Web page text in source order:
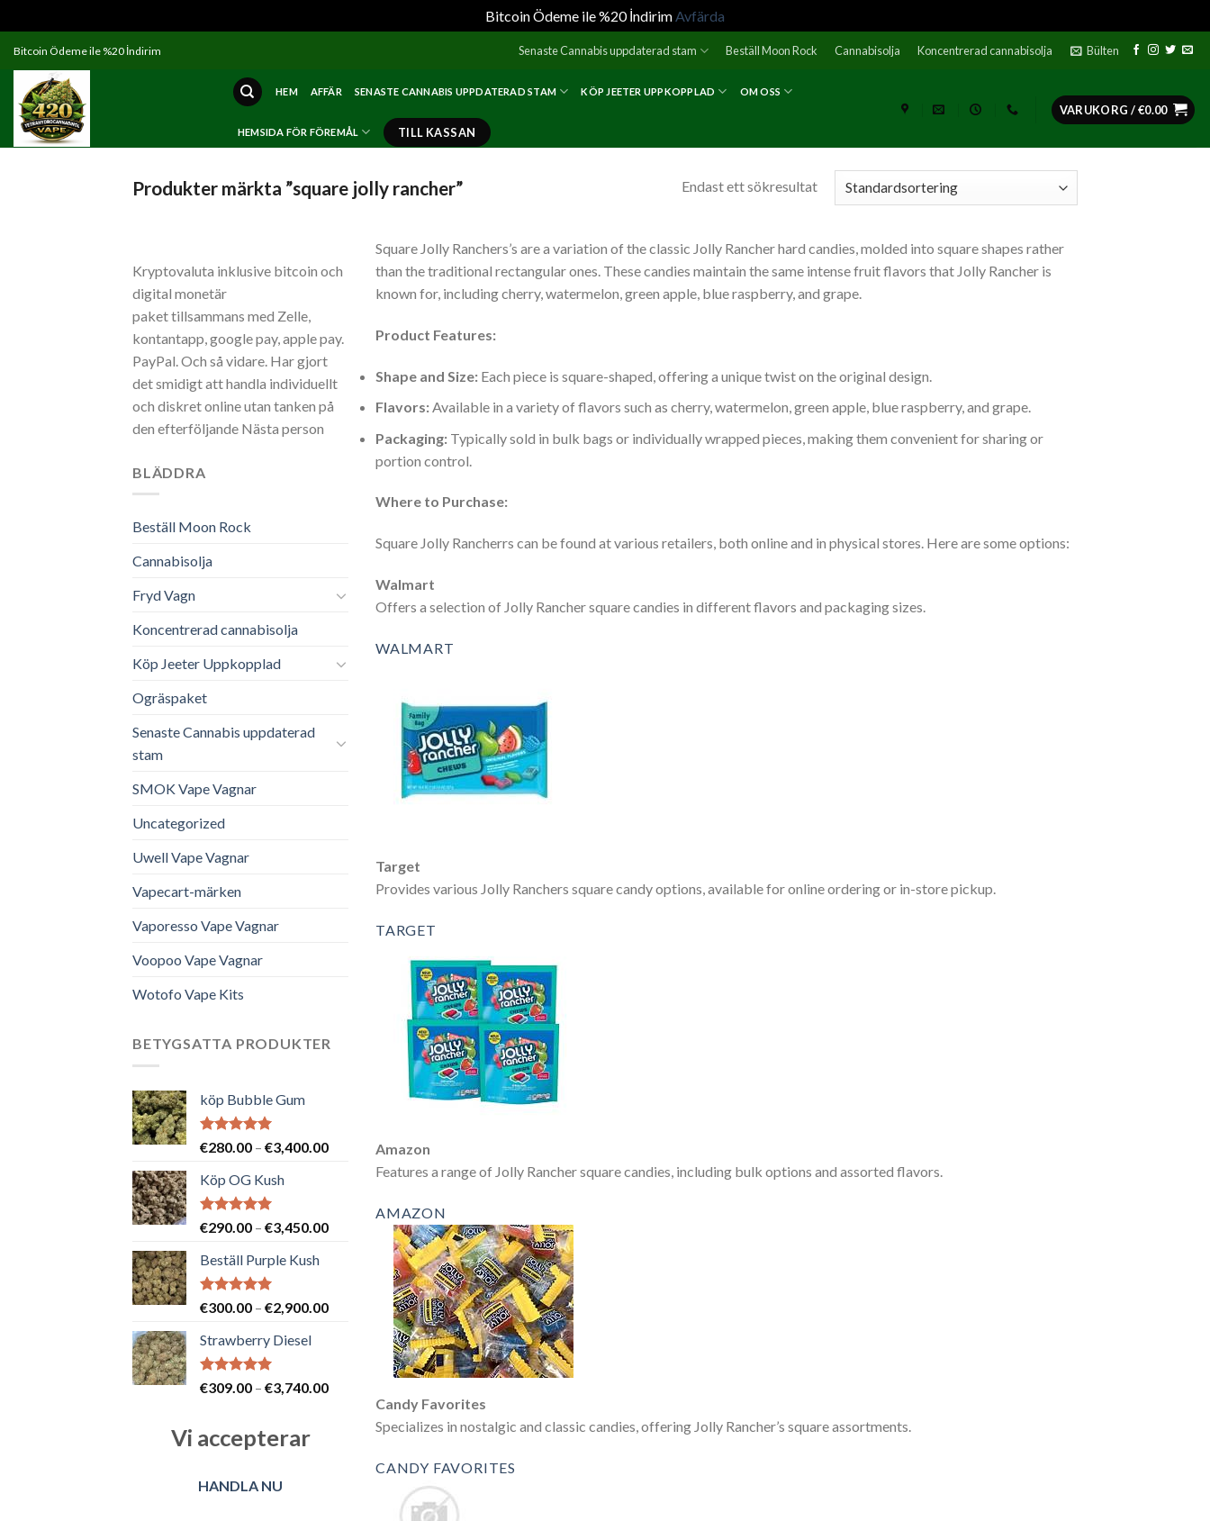
Bitcoin Ödeme ile %20 İndirimAvfärda
content
Bitcoin Ödeme ile %20 İndirim Senaste Cannabis uppdaterad stam Beställ Moon Rock Cannabisolja Koncentrerad cannabisolja Bülten
HEM AFFÄR SENASTE CANNABIS UPPDATERAD STAM KÖP JEETER UPPKOPPLAD OM OSS
HEMSIDA FÖR FÖREMÅL TILL KASSAN
VARUKORG /€0.00
Produkter märkta ”square jolly rancher” Endast ett sökresultat
Kryptovaluta inklusive bitcoin och
digital monetär
paket tillsammans med Zelle,
kontantapp, google pay, apple pay.
PayPal. Och så vidare. Har gjort
det smidigt att handla individuellt
och diskret online utan tanken på
den efterföljande Nästa person
BLÄDDRA
Beställ Moon Rock
Cannabisolja
Fryd Vagn
Koncentrerad cannabisolja
Köp Jeeter Uppkopplad
Ogräspaket
Senaste Cannabis uppdaterad
stam
SMOK Vape Vagnar
Uncategorized
Uwell Vape Vagnar
Vapecart-märken
Vaporesso Vape Vagnar
Voopoo Vape Vagnar
Wotofo Vape Kits
BETYGSATTA PRODUKTER
köp Bubble Gum
Betygsatt
€280.00 – €3,400.00Prisintervall:
€280.00
Köp OG Kush
Betygsatt
€290.00 – €3,450.00Prisintervall:
Beställ Purple Kush
Betygsatt
€300.00 – €2,900.00Prisintervall:
Strawberry Diesel
Betygsatt
€309.00 – €3,740.00Prisintervall:
€309.00
Vi accepterar
HANDLA NU
Square Jolly Ranchers’s are a variation of the classic Jolly Rancher hard candies, molded into square shapes rather
than the traditional rectangular ones. These candies maintain the same intense fruit flavors that Jolly Rancher is
known for, including cherry, watermelon, green apple, blue raspberry, and grape.
Product Features:
Shape and Size: Each piece is square-shaped, offering a unique twist on the original design.
Flavors:Available in a variety of flavors such as cherry, watermelon, green apple, blue raspberry, and grape.
Packaging: Typically sold in bulk bags or individually wrapped pieces, making them convenient for sharing or
portion control.
Where to Purchase:
Square Jolly Rancherrs can be found at various retailers, both online and in physical stores. Here are some options:
Walmart
Offers a selection of Jolly Rancher square candies in different flavors and packaging sizes.
WALMART
Target
Provides various Jolly Ranchers square candy options, available for online ordering or in-store pickup.
TARGET
Amazon
Features a range of Jolly Rancher square candies, including bulk options and assorted flavors.
AMAZON
Candy Favorites
Specializes in nostalgic and classic candies, offering Jolly Rancher’s square assortments.
CANDY FAVORITES